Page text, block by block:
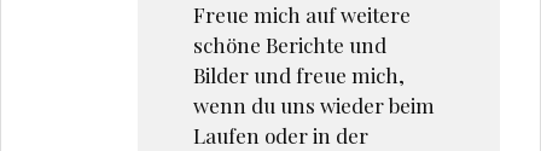
Freue mich auf weitere
schöne Berichte und
Bilder und freue mich,
wenn du uns wieder beim
Laufen oder in der